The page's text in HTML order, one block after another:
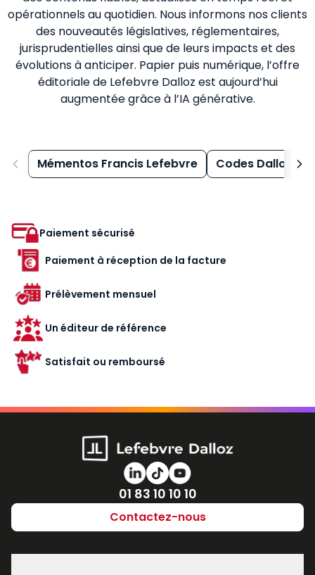
opérationnels au quotidien. Nous informons nos clients
des nouveautés législatives, réglementaires,
jurisprudentielles ainsi que de leurs impacts et des
évolutions à anticiper. Papier puis numérique, l’offre
éditoriale de Lefebvre Dalloz est aujourd’hui
augmentée grâce à l’IA générative.
Mémentos Francis Lefebvre Codes Dalloz
Paiement sécurisé
Paiement à réception de la facture
Prélèvement mensuel
Un éditeur de référence
Satisfait ou remboursé
Numéro de téléphone
01 83 10 10 10
Contactez-nous